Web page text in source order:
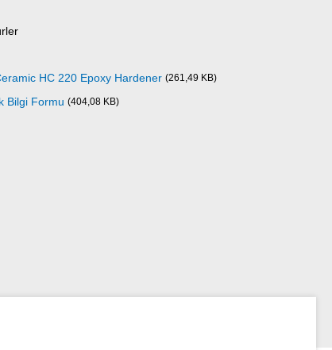
HC 220 Epoxy Hardener (261,49 KB)
Bilgi Formu (404,08 KB)